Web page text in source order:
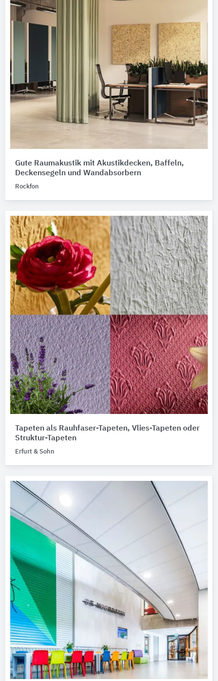
Gute Raumakustik mit Akustikdecken, Baffeln,
Deckensegeln und Wandabsorbern
Rockfon
Tapeten als Rauhfaser-Tapeten, Vlies-Tapeten oder
Struktur-Tapeten
Erfurt & Sohn